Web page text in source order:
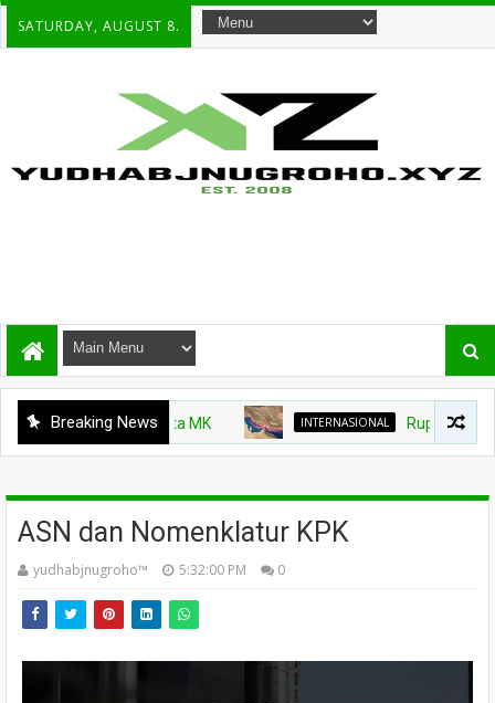
SATURDAY, AUGUST 8.
Breaking News INTERNASIONAL Rupiah Menguat
ASN dan Nomenklatur KPK
yudhabjnugroho™️ 5:32:00 PM 0